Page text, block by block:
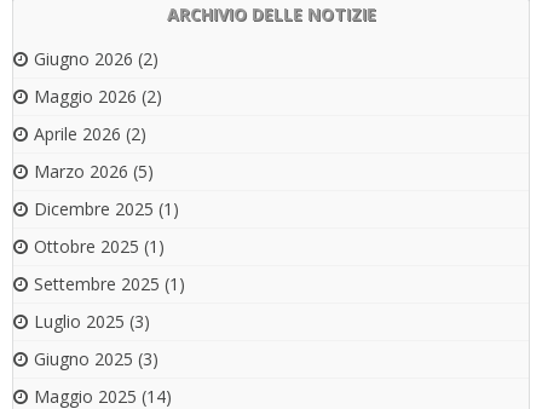
ARCHIVIO DELLE NOTIZIE
Giugno 2026 (2)
Maggio 2026 (2)
Aprile 2026 (2)
Marzo 2026 (5)
Dicembre 2025 (1)
Ottobre 2025 (1)
Settembre 2025 (1)
Luglio 2025 (3)
Giugno 2025 (3)
Maggio 2025 (14)